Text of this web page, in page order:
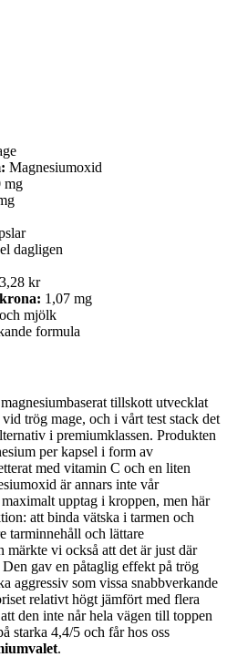
Magnesiumoxid
mg
dagligen
3,28 kr
1,07 mg
mjölk
formula
tillskott utvecklat
trög mage, och i vårt test stack det
i premiumklassen. Produkten
per kapsel i form av
med vitamin C och en liten
är annars inte vår
upptag i kroppen, men här
att binda vätska i tarmen och
tarminnehåll och lättare
vi också att det är just där
gav en påtaglig effekt på trög
aggressiv som vissa snabbverkande
relativt högt jämfört med flera
den inte når hela vägen till toppen
starka 4,4/5 och får hos oss
.